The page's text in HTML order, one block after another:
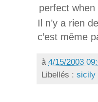
perfect
Il n’y a rien
c’est même
à 4/15/2003
Libellés : sicily